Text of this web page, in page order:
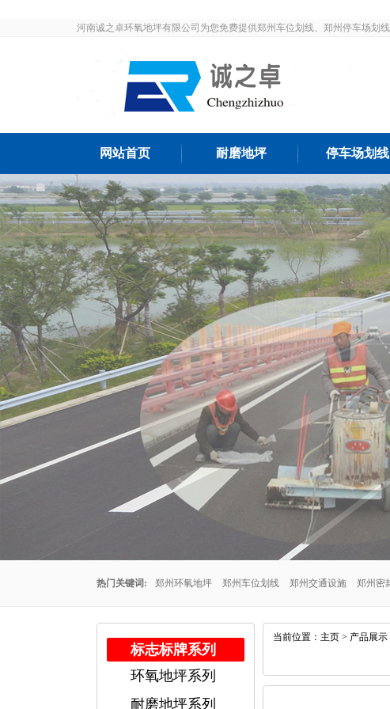
河南诚之卓环氧地坪有限公司为您免费提供郑州车位划线、郑州停车场划
网站首页 耐磨地坪 停车场划线
热门关键词: 郑州环氧地坪 郑州车位划线 郑州交通设施 郑州密
郑州耐磨地坪
标志标牌系列
环氧地坪系列
耐磨地坪系列
当前位置： 主页 > 产品展示